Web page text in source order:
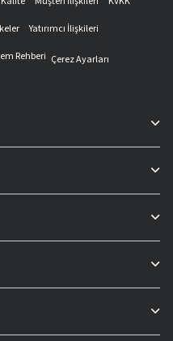
Yatırımcı İlişkileri
Rehberi Çerez Ayarları